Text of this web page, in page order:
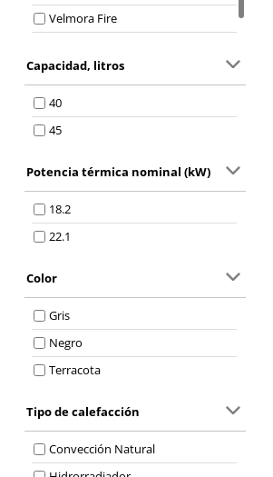
Velmora Fire
Capacidad, litros
40
45
Potencia térmica nominal (kW)
18.2
22.1
Color
Gris
Negro
Terracota
Tipo de calefacción
Convección Natural